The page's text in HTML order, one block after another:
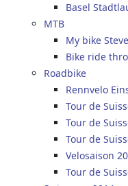
Basel
MTB
My bike
Bike ride
Roadbike
Rennvelo
Tour de
Tour de
Tour de
Velosaison
Tour de